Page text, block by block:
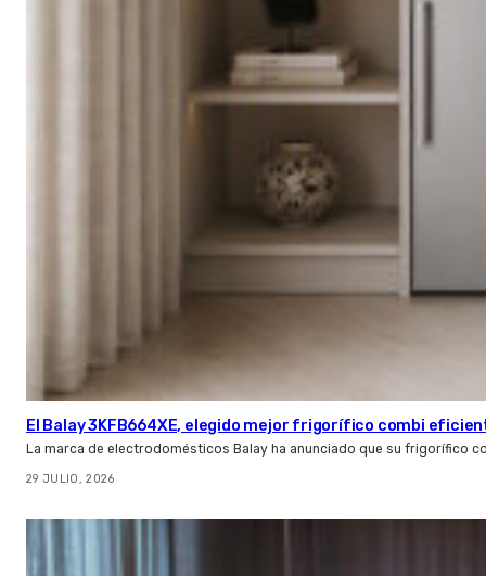
El Balay 3KFB664XE, elegido mejor frigorífico combi
La marca de electrodomésticos Balay ha anunciado que su frigorífico
29 JULIO, 2026